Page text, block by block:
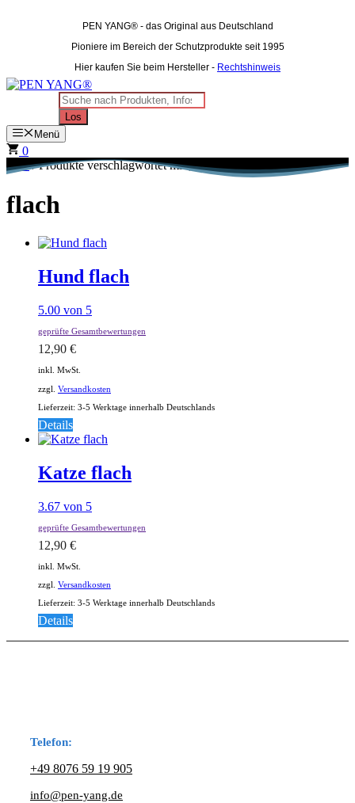
PEN YANG®- das Original aus Deutschland
Pioniere im Bereich der Schutzprodukte seit 1995
Hier kaufen Sie beim Hersteller - Rechtshinweis
Products
search
Los
Menü
0
Start/ Produkte verschlagwortet mit „flach“
flach
Hund flach
5.00 von 5
geprüfte Gesamtbewertungen
12,90 €
inkl. MwSt.
zzgl. Versandkosten
Lieferzeit: 3-5 Werktage innerhalb Deutschlands
Details
Katze flach
3.67 von 5
geprüfte Gesamtbewertungen
12,90 €
inkl. MwSt.
zzgl. Versandkosten
Lieferzeit: 3-5 Werktage innerhalb Deutschlands
Details
Telefon:
+49 8076 59 19 905
info@pen-yang.de